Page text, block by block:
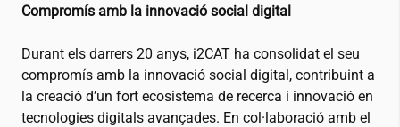
Compromís amb la innovació social digital
Durant els darrers 20 anys, i2CAT ha consolidat el seu
compromís amb la innovació social digital, contribuint a
la creació d’un fort ecosistema de recerca i innovació en
tecnologies digitals avançades. En col·laboració amb el